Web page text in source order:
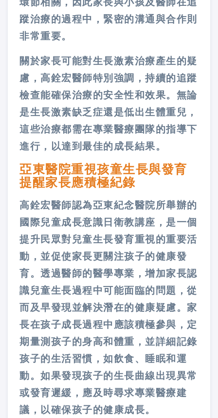
蹤治療的過程中，緊密的溝通與合作則
非常重要。
關於家長可能對生長激素治療產生的疑
慮，高銓宏醫師特別強調，持續的追蹤
檢查能確保治療的安全性和效果。無論
是生長激素缺乏症還是低出生體重兒，
這些治療都需在專業醫療團隊的指導下
進行，以達到最佳的成長結果。
亞東醫院重視孩童生長與發育
提醒家長應積極紀錄
高銓宏醫師認為亞東紀念醫院所舉辦的
國際兒童成長意識日衛教講座，是一個
提升民眾對兒童生長發育重視的重要活
動，並促使家長更關注孩子的健康發
育。透過醫師的醫學專業，增加家長認
識兒童生長過程中可能面臨的問題，從
而及早發現並解決潛在的健康疑慮。家
長在孩子成長過程中應該積極參與，定
期量測孩子的身高和體重，並詳細記錄
孩子的生活習慣，如飲食、睡眠和運
動。如果發現孩子的生長曲線出現異常
或發育遲緩，應及時尋求專業醫療建
議，以確保孩子的健康成長。